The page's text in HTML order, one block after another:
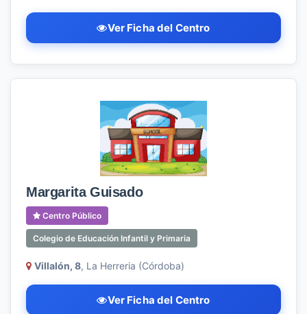
Ver Ficha del Centro
Margarita Guisado
Centro Público
Colegio de Educación Infantil y Primaria
Villalón, 8, La Herreria (Córdoba)
Ver Ficha del Centro